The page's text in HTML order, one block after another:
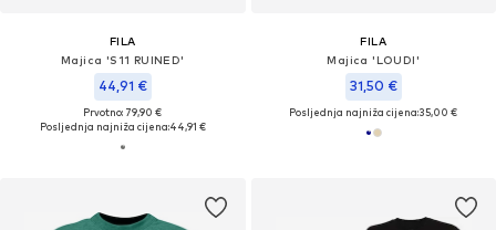
FILA
Majica 'S11 RUINED'
44,91 €
Prvotno: 79,90 €
Posljednja najniža cijena:44,91 €
FILA
Majica 'LOUDI'
31,50 €
Posljednja najniža cijena:35,00 €